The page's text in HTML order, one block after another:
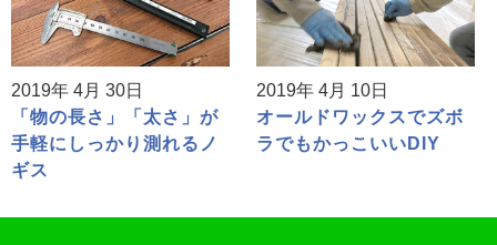
2019年 4月 30日
「物の長さ」「太さ」が
手軽にしっかり測れるノ
ギス
2019年 4月 10日
オールドワックスでズボ
ラでもかっこいいDIY